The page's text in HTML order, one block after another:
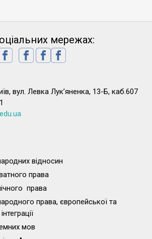
мережах:
вул. Левка Лук’яненка, 13-Б, каб.607
відносин
права
права
права, європейської та
мов